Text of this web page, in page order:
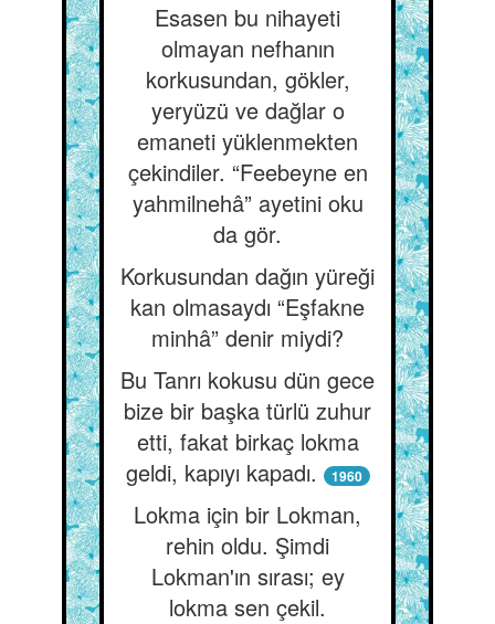
Esasen bu nihayeti
olmayan nefhanın
korkusundan, gökler,
yeryüzü ve dağlar o
emaneti yüklenmekten
çekindiler. “Feebeyne en
yahmilnehâ” ayetini oku
da gör.
Korkusundan dağın yüreği
kan olmasaydı “Eşfakne
minhâ” denir miydi?
Bu Tanrı kokusu dün gece
bize bir başka türlü zuhur
etti, fakat birkaç lokma
geldi, kapıyı kapadı.
1960
Lokma için bir Lokman,
rehin oldu. Şimdi
Lokman'ın sırası; ey
lokma sen çekil.